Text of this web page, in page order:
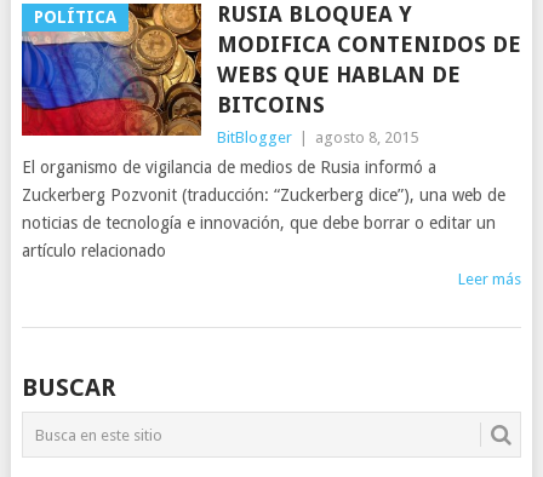
POLÍTICA
RUSIA BLOQUEA Y
MODIFICA CONTENIDOS DE
WEBS QUE HABLAN DE
BITCOINS
BitBlogger agosto 8, 2015
El organismo de vigilancia de medios de Rusia informó a
Zuckerberg Pozvonit (traducción: “Zuckerberg dice”), una web de
noticias de tecnología e innovación, que debe borrar o editar un
artículo relacionado
Leer más
NAVEGACIÓN
DE
POSTS
BUSCAR